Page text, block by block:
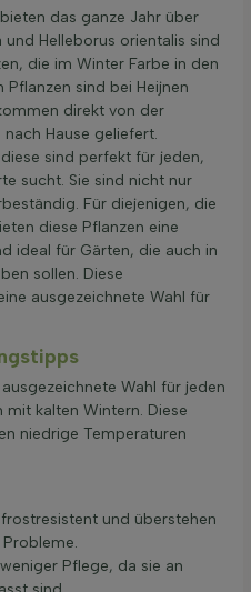
das ganze Jahr über
Helleborus orientalis sind
die im Winter Farbe in den
sind bei Heijnen
direkt von der
Hause geliefert.
sind perfekt für jeden,
sucht. Sie sind nicht nur
Für diejenigen, die
diese Pflanzen eine
ideal für Gärten, die auch in
sollen. Diese
ausgezeichnete Wahl für
Wahl für jeden
kalten Wintern. Diese
niedrige Temperaturen
und überstehen
Pflege, da sie an